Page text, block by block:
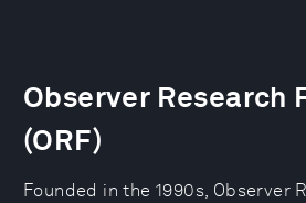
Observer Research
(ORF)
Founded in the 1990s, Observer